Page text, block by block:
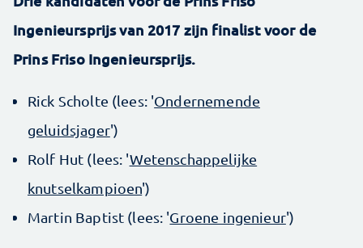
Ingenieursprijs van 2017 zijn finalist voor de
Prins Friso Ingenieursprijs.
Rick Scholte (lees: 'Ondernemende
geluidsjager')
Rolf Hut (lees: 'Wetenschappelijke
knutselkampioen')
Martin Baptist (lees: 'Groene ingenieur')